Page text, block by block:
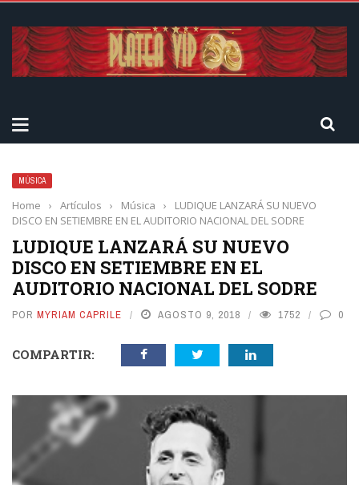
MÚSICA
Home › Artículos › Música ›
LUDIQUE LANZARÁ SU NUEVO
DISCO EN SETIEMBRE EN EL AUDITORIO NACIONAL DEL SODRE
LUDIQUE LANZARÁ SU NUEVO
DISCO EN SETIEMBRE EN EL
AUDITORIO NACIONAL DEL SODRE
POR MYRIAM CAPRILE AGOSTO 9, 2018 1752 0
COMPARTIR: